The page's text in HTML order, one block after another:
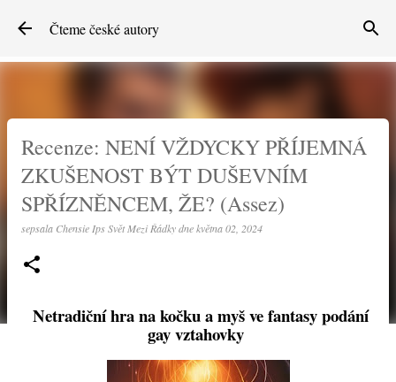
Přeskočit na hlavní obsah
Čteme české autory
Recenze: NENÍ VŽDYCKY PŘÍJEMNÁ
ZKUŠENOST BÝT DUŠEVNÍM
SPŘÍZNĚNCEM, ŽE? (Assez)
sepsala Chensie Ips Svět Mezi Řádkydnekvětna 02, 2024
Netradiční hra na kočku a myš ve fantasy podání
gay vztahovky